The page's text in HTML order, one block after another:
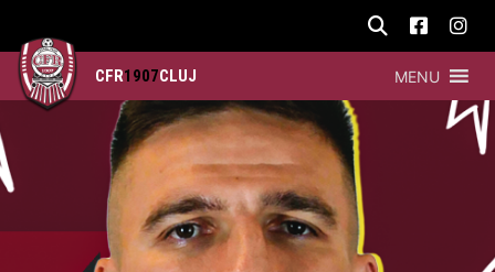
CFR1907CLUJ MENU